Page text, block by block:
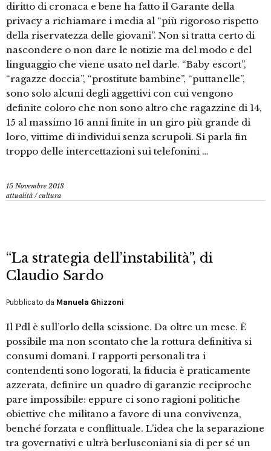
diritto di cronaca e bene ha fatto il Garante della
privacy a richiamare i media al “più rigoroso rispetto
della riservatezza delle giovani”. Non si tratta certo di
nascondere o non dare le notizie ma del modo e del
linguaggio che viene usato nel darle. “Baby escort”,
“ragazze doccia”, “prostitute bambine”, “puttanelle”,
sono solo alcuni degli aggettivi con cui vengono
definite coloro che non sono altro che ragazzine di 14,
15 al massimo 16 anni finite in un giro più grande di
loro, vittime di individui senza scrupoli. Si parla fin
troppo delle intercettazioni sui telefonini …
15 Novembre 2013
attualità /cultura
“La strategia dell’instabilità”, di
Claudio Sardo
Pubblicato da Manuela Ghizzoni
Il Pdl è sull’orlo della scissione. Da oltre un mese. È
possibile ma non scontato che la rottura definitiva si
consumi domani. I rapporti personali tra i
contendenti sono logorati, la fiducia è praticamente
azzerata, definire un quadro di garanzie reciproche
pare impossibile: eppure ci sono ragioni politiche
obiettive che militano a favore di una convivenza,
benché forzata e conflittuale. L’idea che la separazione
tra governativi e ultrà berlusconiani sia di per sé un